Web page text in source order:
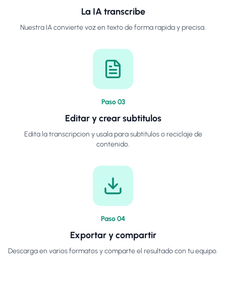
La IA transcribe
Nuestra IA convierte voz en texto de forma rapida y precisa.
Paso03
Editar y crear subtitulos
Edita la transcripcion y usala para subtitulos o reciclaje de
contenido.
Paso04
Exportar y compartir
Descarga en varios formatos y comparte el resultado con tu equipo.